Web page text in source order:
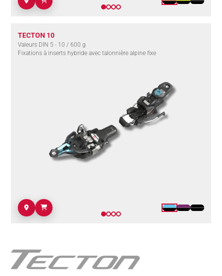
TECTON 10
Valeurs DIN 5 - 10 / 600 g
Fixations à inserts hybride avec talonnière alpine fixe